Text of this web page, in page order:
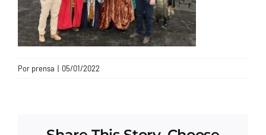
Por prensa | 05/01/2022